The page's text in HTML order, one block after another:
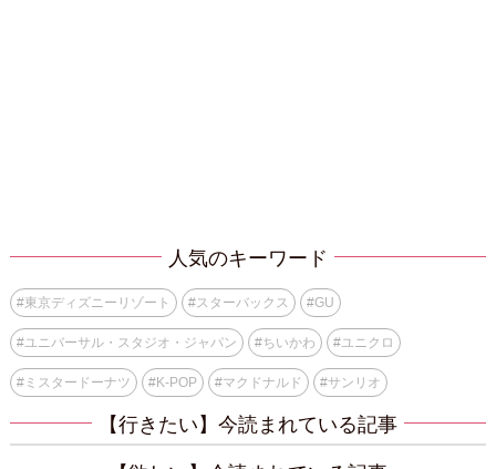
人気のキーワード
#東京ディズニーリゾート #スターバックス #GU
#ユニバーサル・スタジオ・ジャパン #ちいかわ #ユニクロ
#ミスタードーナツ #K-POP #マクドナルド #サンリオ
【行きたい】今読まれている記事